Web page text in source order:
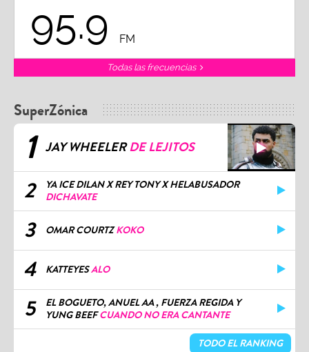
95.9 FM
Todas las frecuencias
SuperZónica
1 JAY WHEELERDE LEJITOS
2
YA ICE DILAN X REY TONY X HELABUSADOR
DICHAVATE
3 OMAR COURTZKOKO
4 KATTEYESALO
5
EL BOGUETO, ANUEL AA , FUERZA REGIDA Y
YUNG BEEFCUANDO NO ERA CANTANTE
TODO EL RANKING